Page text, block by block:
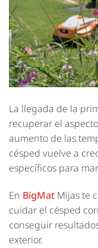
La llegada de la
recuperar el
aumento de las
césped vuelve a
específicos para
En BigMat Mijas te
cuidar el césped
conseguir
exterior.